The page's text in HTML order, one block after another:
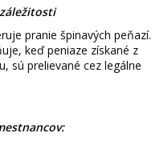
pranie špinavých peňazí.
keď peniaze získané z
sú prelievané cez legálne